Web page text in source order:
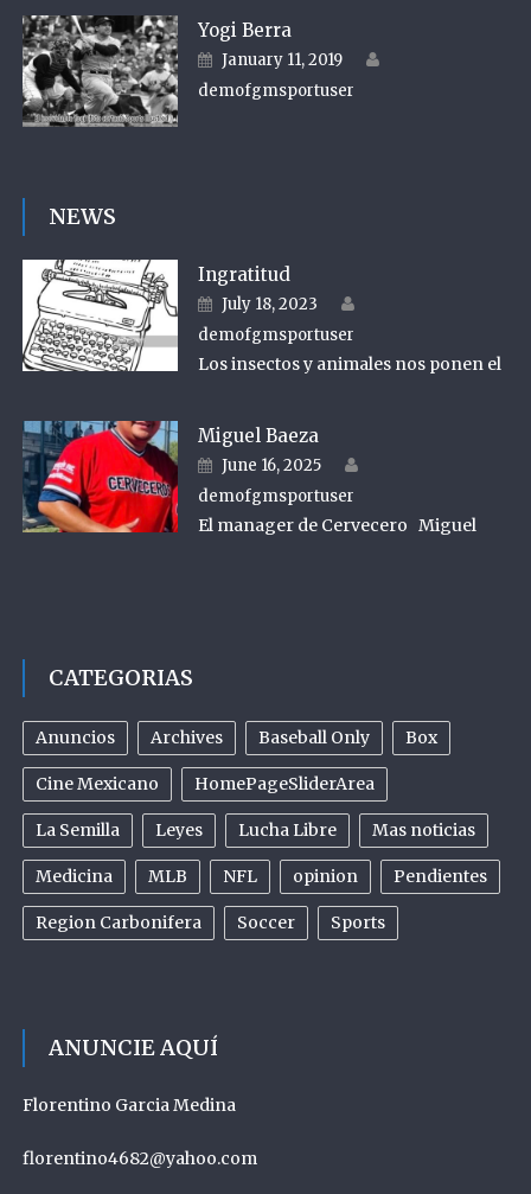
Yogi Berra
Posted on
January 11, 2019
demofgmsportuser
NEWS
Ingratitud
Posted on
July 18, 2023
demofgmsportuser
Los insectos y animales nos ponen el
Miguel Baeza
Posted on
June 16, 2025
demofgmsportuser
El manager de Cervecero Miguel
CATEGORIAS
Anuncios Archives Baseball Only Box
Cine Mexicano HomePageSliderArea
La Semilla Leyes Lucha Libre Mas noticias
Medicina MLB NFL opinion Pendientes
Region Carbonifera Soccer Sports
ANUNCIE AQUÍ
Florentino Garcia Medina
florentino4682@yahoo.com